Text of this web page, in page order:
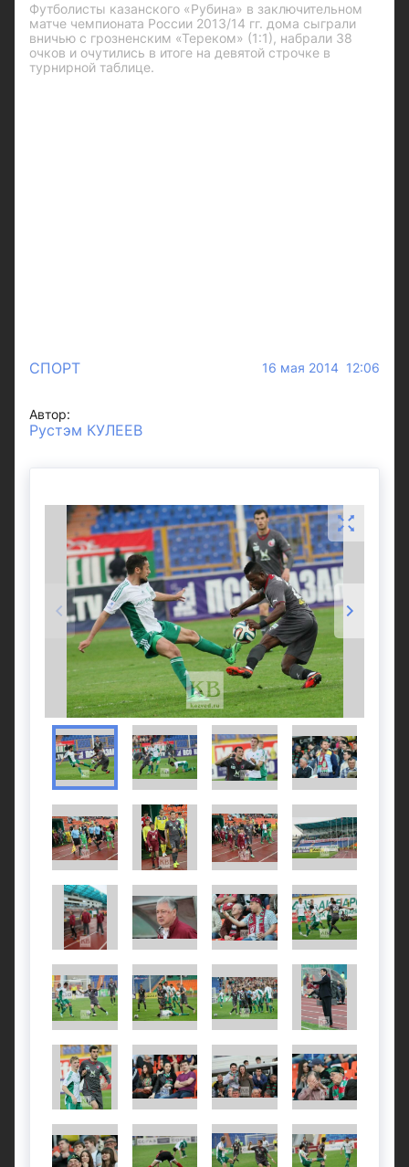
Футболисты казанского «Рубина» в заключительном
матче чемпионата России 2013/14 гг. дома сыграли
вничью с грозненским «Тереком» (1:1), набрали 38
очков и очутились в итоге на девятой строчке в
турнирной таблице.
СПОРТ 16 мая 2014 12:06
Автор:
Рустэм КУЛЕЕВ